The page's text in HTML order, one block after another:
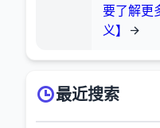
要了解更
义】
最近搜索